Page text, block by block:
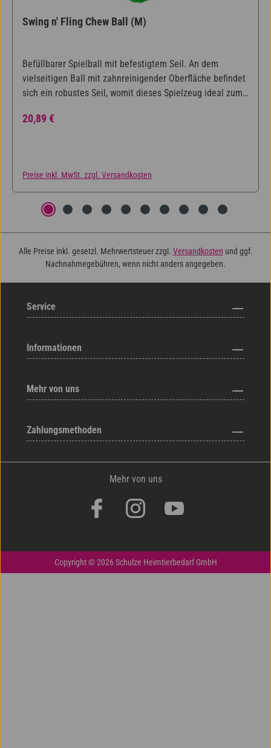
Swing n' Fling Chew Ball (M)
Befüllbarer Spielball mit befestigtem Seil. An dem
vielseitigen Ball mit zahnreinigender Oberfläche befindet
sich ein robustes Seil, womit dieses Spielzeug ideal zum
verwendet werden kann. Der Ball kann mit Leckerlis
Regulärer Preis:
20,89 €
Preise inkl. MwSt. zzgl. Versandkosten
Alle Preise inkl. gesetzl. Mehrwertsteuer zzgl. Versandkosten und ggf.
Nachnahmegebühren, wenn nicht anders angegeben.
Service
Informationen
Mehr von uns
Zahlungsmethoden
Mehr von uns
Copyright © 2026 Schulze Heimtierbedarf GmbH